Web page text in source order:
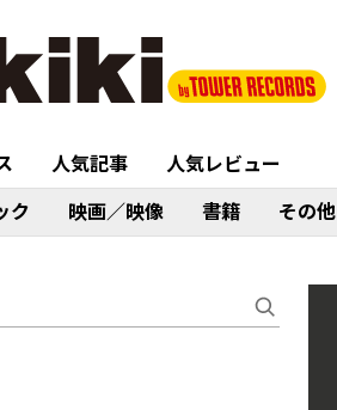
人気記事
人気レビュー
ク 映画／映像 書籍 その他